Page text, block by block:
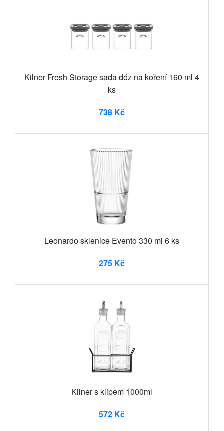
Kilner Fresh Storage sada dóz na koření 160 ml 4
ks
738 Kč
Leonardo sklenice Evento 330 ml 6 ks
275 Kč
Kilner s klipem 1000ml
572 Kč